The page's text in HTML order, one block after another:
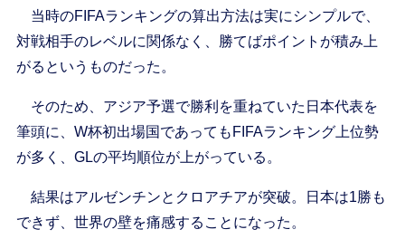
当時のFIFAランキングの算出方法は実にシンプルで、
対戦相手のレベルに関係なく、勝てばポイントが積み上
がるというものだった。
そのため、アジア予選で勝利を重ねていた日本代表を
筆頭に、W杯初出場国であってもFIFAランキング上位勢
が多く、GLの平均順位が上がっている。
結果はアルゼンチンとクロアチアが突破。日本は1勝も
できず、世界の壁を痛感することになった。